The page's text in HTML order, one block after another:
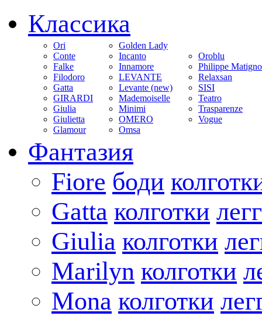
Классика
Ori
Conte
Falke
Filodoro
Gatta
GIRARDI
Giulia
Giulietta
Glamour
Golden Lady
Incanto
Innamore
LEVANTE
Levante (new)
Mademoiselle
Minimi
OMERO
Omsa
Oroblu
Philippe
Relaxsan
SISI
Teatro
Trasparenze
Vogue
Фантазия
Fiore боди
Gatta колготки
Giulia колготки
Marilyn колготки
Mona колготки